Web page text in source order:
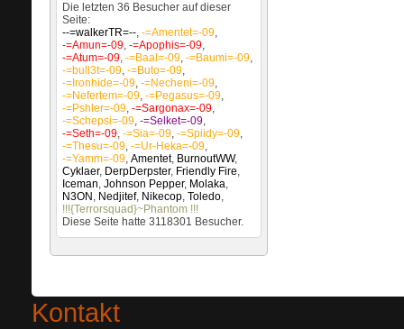
Die letzten 36 Besucher auf dieser
Seite:
--=walkerTR=--, -=Amentet=-09,
-=Amun=-09, -=Apophis=-09,
-=Atum=-09, -=Baal=-09, -=Baumi=-09,
-=bull3t=-09, -=Buto=-09,
-=Ironhide=-09, -=Necheni=-09,
-=Nefertem=-09, -=Pegasus=-09,
-=Pshler=-09, -=Sargonax=-09,
-=Schepsi=-09, -=Selket=-09,
-=Seth=-09, -=Sia=-09, -=Spiidy=-09,
-=Thesu=-09, -=Ur-Heka=-09,
-=Yamm=-09, Amentet, BurnoutWW,
Cyklaer, DerpDerpster, Friendly Fire,
Iceman, Johnson Pepper, Molaka,
N3ON , Nedjitef, Nikecop, Toledo,
!!!{Terrorsquad}~Phantom !!!
Diese Seite hatte 3118301 Besucher.
Kontakt